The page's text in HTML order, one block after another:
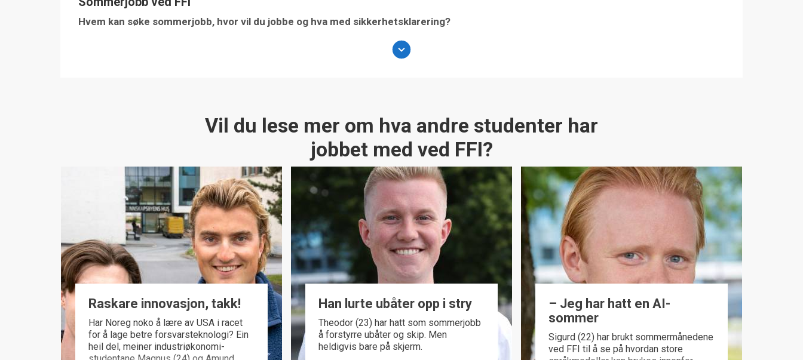
Hvem kan søke sommerjobb, hvor vil du jobbe og hva med sikkerhetsklarering?
Vil du lese mer om hva andre studenter har
jobbet med ved FFI?
Raskare innovasjon, takk!
Har Noreg noko å lære av USA i racet
for å lage betre forsvarsteknologi? Ein
heil del, meiner industriøkonomi-
Han lurte ubåter opp i stry
Theodor (23) har hatt som sommerjobb
å forstyrre ubåter og skip. Men
heldigvis bare på skjerm.
​– Jeg har hatt en AI-
sommer
Sigurd (22) har brukt sommermånedene
ved FFI til å se på hvordan store